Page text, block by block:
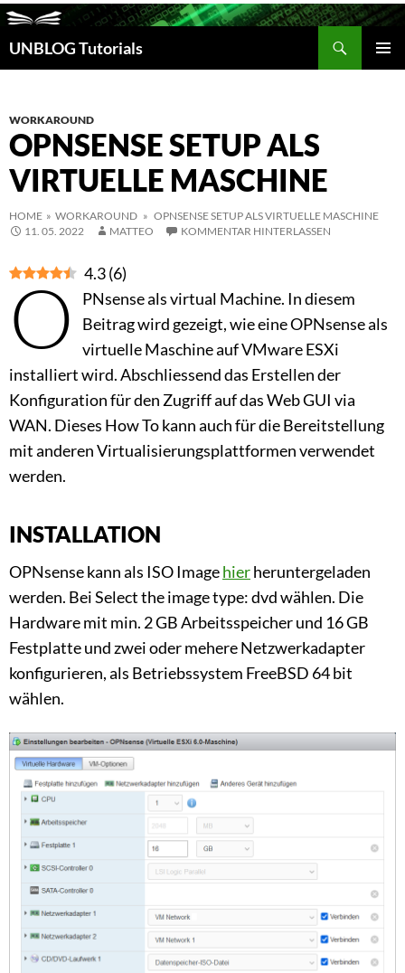
UNBLOG Tutorials
Suchen
WORKAROUND
OPNSENSE SETUP ALS
VIRTUELLE MASCHINE
HOME » WORKAROUND » OPNSENSE SETUP ALS VIRTUELLE MASCHINE
11. 05. 2022
MATTEO KOMMENTAR HINTERLASSEN
4.3(6)
O
PNsense als virtual Machine. In diesem
Beitrag wird gezeigt, wie eine OPNsense als
virtuelle Maschine auf VMware ESXi
installiert wird. Abschliessend das Erstellen der
Konfiguration für den Zugriff auf das Web GUI via
WAN. Dieses How To kann auch für die Bereitstellung
mit anderen Virtualisierungsplattformen verwendet
werden.
INSTALLATION
OPNsense kann als ISO Imagehierheruntergeladen
werden. Bei Select the image type: dvd wählen. Die
Hardware mit min. 2 GB Arbeitsspeicher und 16 GB
Festplatte und zwei oder mehere Netzwerkadapter
konfigurieren, als Betriebssystem FreeBSD 64 bit
wählen.